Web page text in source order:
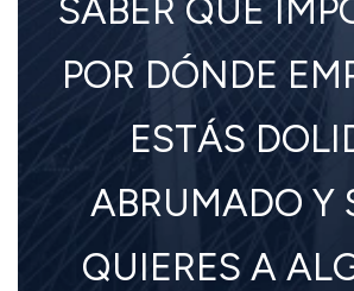
SABER QUÉ
POR DÓNDE
ESTÁS
ABRUMADO Y
QUIERES A